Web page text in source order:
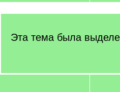
Эта тема была